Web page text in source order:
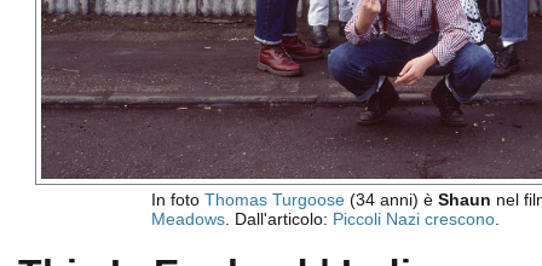
In foto Thomas Turgoose(34 anni) è Shaun nel
Meadows. Dall'articolo: Piccoli Nazi crescono.